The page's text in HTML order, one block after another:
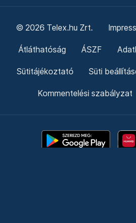
© 2026 Telex.hu Zrt.
Átláthatóság ÁSZF
Sütitájékoztató Süti
Kommentelési szabályzat